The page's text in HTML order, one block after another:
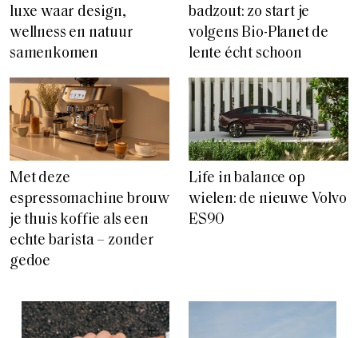
luxe waar design,
wellness en natuur
samenkomen
badzout: zo start je
volgens Bio-Planet de
lente écht schoon
Met deze
espressomachine brouw
je thuis koffie als een
echte barista – zonder
gedoe
Life in balance op
wielen: de nieuwe Volvo
ES90